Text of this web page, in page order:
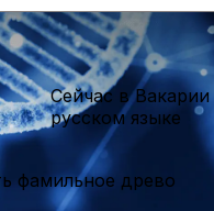
Cейчас в Вакарии
русском языке
фамильное древо